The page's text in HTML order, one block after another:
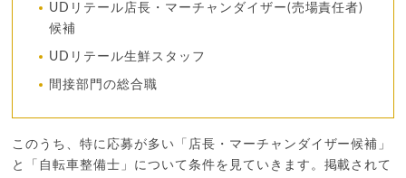
UDリテール店長・マーチャンダイザー(売場責任者)
候補
UDリテール生鮮スタッフ
間接部門の総合職
このうち、特に応募が多い「店長・マーチャンダイザー候補」
と「自転車整備士」について条件を見ていきます。掲載されて